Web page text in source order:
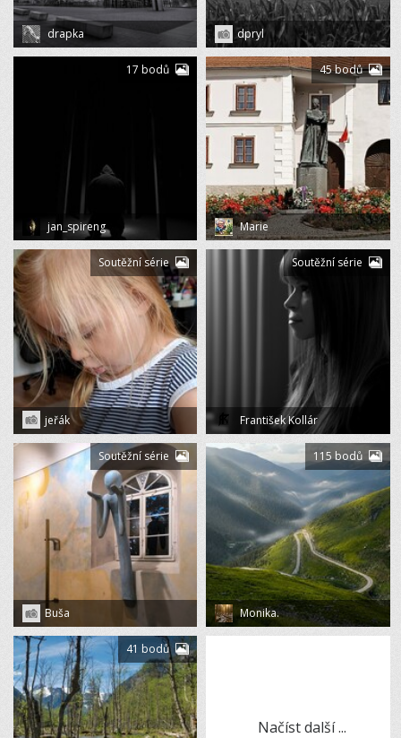
drapka dpryl
jan_spireng
17 bodů
Marie
45 bodů
jeřák
Soutěžní série
František Kollár
Soutěžní série
Buša
Soutěžní série
Monika.
115 bodů
41 bodů
Načíst další ...